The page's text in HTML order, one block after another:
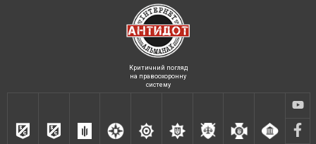
Критичний погляд
на правоохоронну
систему